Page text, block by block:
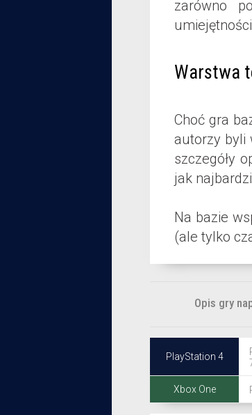
zarówno
Warstwa
Choć gra
autorzy byli
szczegóły
jak
Na bazie
(ale tylko
Opis gry
PlayStation 4
Xbox One